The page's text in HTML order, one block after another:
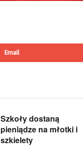
Email
Szkoły dostaną
pieniądze na młotki i
szkielety